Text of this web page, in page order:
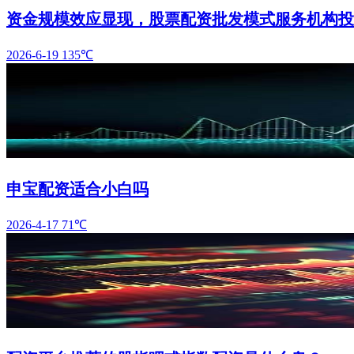
资金规模效应显现，股票配资批发模式服务机构
2026-6-19 135℃
申宝配资适合小白吗
2026-4-17 71℃